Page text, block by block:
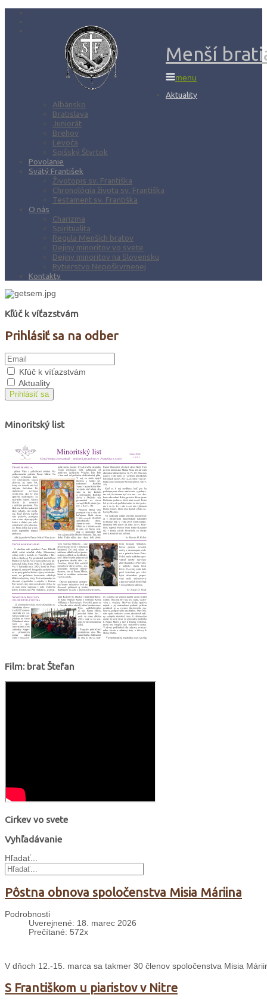
Menší
menu
Aktuality
Albánsko
Bratislava
Juniorát
Brehov
Levoča
Spišský Štvrtok
Povolanie
Svätý František
Životopis sv. Františka
Chronológia života sv. Františka
Testament sv. Františka
O nás
Charizma
Spiritualita
Regula Menších bratov
Dejiny minoritov vo svete
Dejiny minoritov na Slovensku
Rytierstvo Nepoškvrnenej
Kontakty
Kľúč k víťazstvám
Prihlásiť sa na odber
Kľúč k víťazstvám
Aktuality
Prihlásiť sa
Minoritský list
Film: brat Štefan
Cirkev vo svete
Vyhľadávanie
Hľadať...
Pôstna obnova spoločenstva Misia Máriina
Podrobnosti
Uverejnené: 18. marec 2026
Prečítané: 572x
V dňoch 12.-15. marca sa takmer 30 členov spoločenstva Misia
S Františkom u piaristov v Nitre